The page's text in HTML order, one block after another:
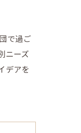
で過ご
ニーズ
デアを